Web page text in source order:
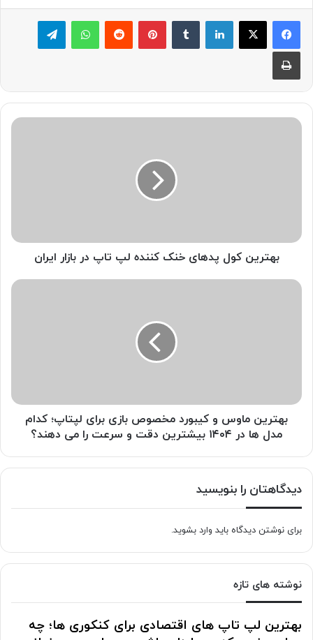
لینکدین ‫تامبلر پینترست‫رددیت واتس آپ تلگرام
چاپ
بهترین
بازار
بهترین کول پدهای خنک کننده لپ تاپ در بازار ایران
بهترین
کدام
مدل
۱۴۰۴
دقت
و
را
می
دهند؟
بهترین ماوس و کیبورد مخصوص بازی برای لپتاپ؛ کدام
مدل ها در ۱۴۰۴ بیشترین دقت و سرعت را می دهند؟
دیدگاهتان را بنویسید
برای نوشتن دیدگاه باید وارد بشوید.
نوشته های تازه
بهترین لپ تاپ های اقتصادی برای کنکوری ها؛ چه